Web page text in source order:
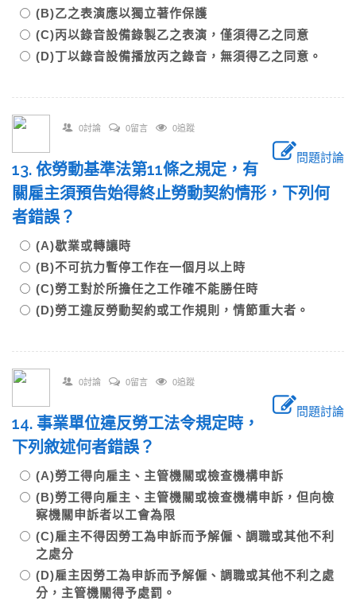
(B)乙之表演應以獨立著作保護
(C)丙以錄音設備錄製乙之表演，僅須得乙之同意
(D)丁以錄音設備播放丙之錄音，無須得乙之同意。
0討論 0留言 0追蹤
問題討論
13. 依勞動基準法第11條之規定，有
關雇主須預告始得終止勞動契約情形，下列何
者錯誤？
(A)歇業或轉讓時
(B)不可抗力暫停工作在一個月以上時
(C)勞工對於所擔任之工作確不能勝任時
(D)勞工違反勞動契約或工作規則，情節重大者。
0討論 0留言 0追蹤
問題討論
14. 事業單位違反勞工法令規定時，
下列敘述何者錯誤？
(A)勞工得向雇主、主管機關或檢查機構申訴
(B)勞工得向雇主、主管機關或檢查機構申訴，但向檢
察機關申訴者以工會為限
(C)雇主不得因勞工為申訴而予解僱、調職或其他不利
之處分
(D)雇主因勞工為申訴而予解僱、調職或其他不利之處
分，主管機關得予處罰。